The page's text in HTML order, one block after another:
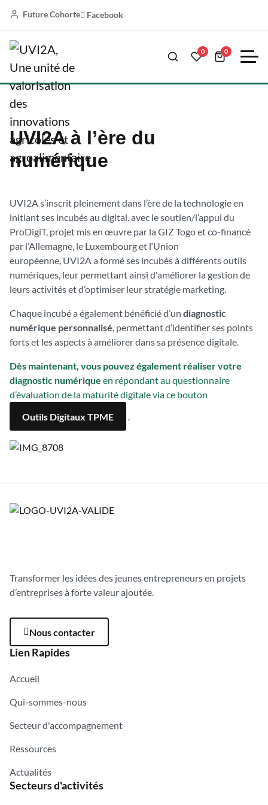
Future Cohorte Facebook
0 0
UVI2A à l’ère du
numérique
UVI2A s’inscrit pleinement dans l’ère de la technologie en
initiant ses incubés au digital. avec le soutien/l’appui du
ProDigiT, projet mis en œuvre par la GIZ Togo et co-financé
par l’Allemagne, le Luxembourg et l‘Union
européenne, UVI2A a formé ses incubés à différents outils
numériques, leur permettant ainsi d'améliorer la gestion de
leurs activités et d’optimiser leur stratégie marketing.
Chaque incubé a également bénéficié d’un diagnostic
numérique personnalisé, permettant d’identifier ses points
forts et les aspects à améliorer dans sa présence digitale.
Dès maintenant, vous pouvez également réaliser votre
diagnostic numérique en répondant au questionnaire
d’évaluation de la maturité digitale via ce bouton
Outils Digitaux TPME
Transformer les idées des jeunes entrepreneurs en projets
d’entreprises à forte valeur ajoutée.
Nous contacter
Lien Rapides
Accueil
Qui-sommes-nous
Secteur d'accompagnement
Ressources
Actualités
Secteurs d'activités